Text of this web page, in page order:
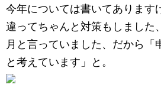
今年については書いてあります
違ってちゃんと対策もしました
月と言っていました、だから「
と考えています」と。